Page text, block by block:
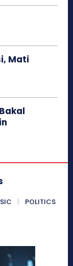
Mati
POLITICS